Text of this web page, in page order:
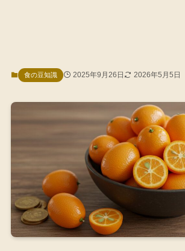
食の豆知識 2025年9月26日 2026年5月5日